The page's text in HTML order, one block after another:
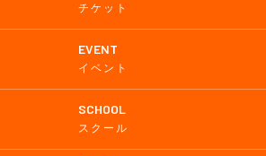
チケット
EVENT
イベント
SCHOOL
スクール